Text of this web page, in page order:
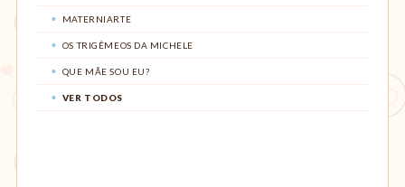
MATERNIARTE
OS TRIGÊMEOS DA MICHELE
QUE MÃE SOU EU?
VER TODOS